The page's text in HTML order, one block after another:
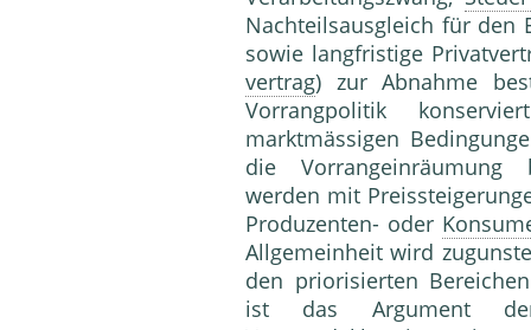
Nachteilsausgleich für den
sowie langfristige
vertrag) zur Abnahme
Vorrangpolitik
marktmässigen
die
werden mit
Produzenten- oder
Allgemeinheit wird
den priorisierten
ist das Argument der